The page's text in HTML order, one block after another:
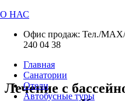
О НАС
Офис продаж: Тел./МАХ/
240 04 38
Главная
Санатории
Отели
Автобусные туры
Лечение с